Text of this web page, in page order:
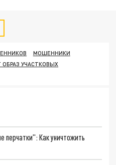
МОШЕННИКИ
УЧАСТКОВЫХ
перчатки": Как уничтожить